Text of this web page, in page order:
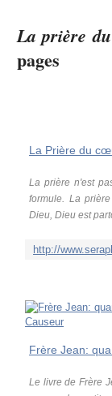
La prière
pages
La prière n'est
formule. La
Dieu, Dieu est
Le livre de Frère